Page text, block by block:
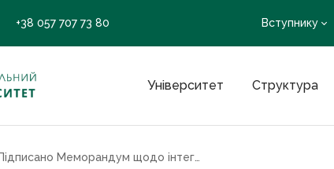
+38 057 707 73 80 Вступнику
Університет Структура